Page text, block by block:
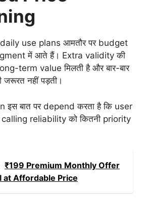
use plans आमतौर पर budget
में आते हैं। Extra validity की
term value मिलती है और बार-बार
नहीं पड़ती।
इस बात पर depend करता है कि user
reliability को कितनी priority
₹199 Premium Monthly Offer
at Affordable Price